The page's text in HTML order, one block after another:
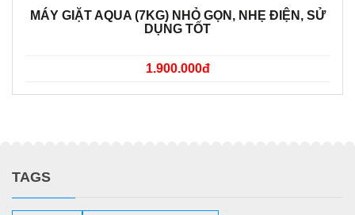
MÁY GIẶT AQUA (7KG) NHỎ GỌN, NHẸ ĐIỆN, SỬ
DỤNG TỐT
1.900.000đ
TAGS